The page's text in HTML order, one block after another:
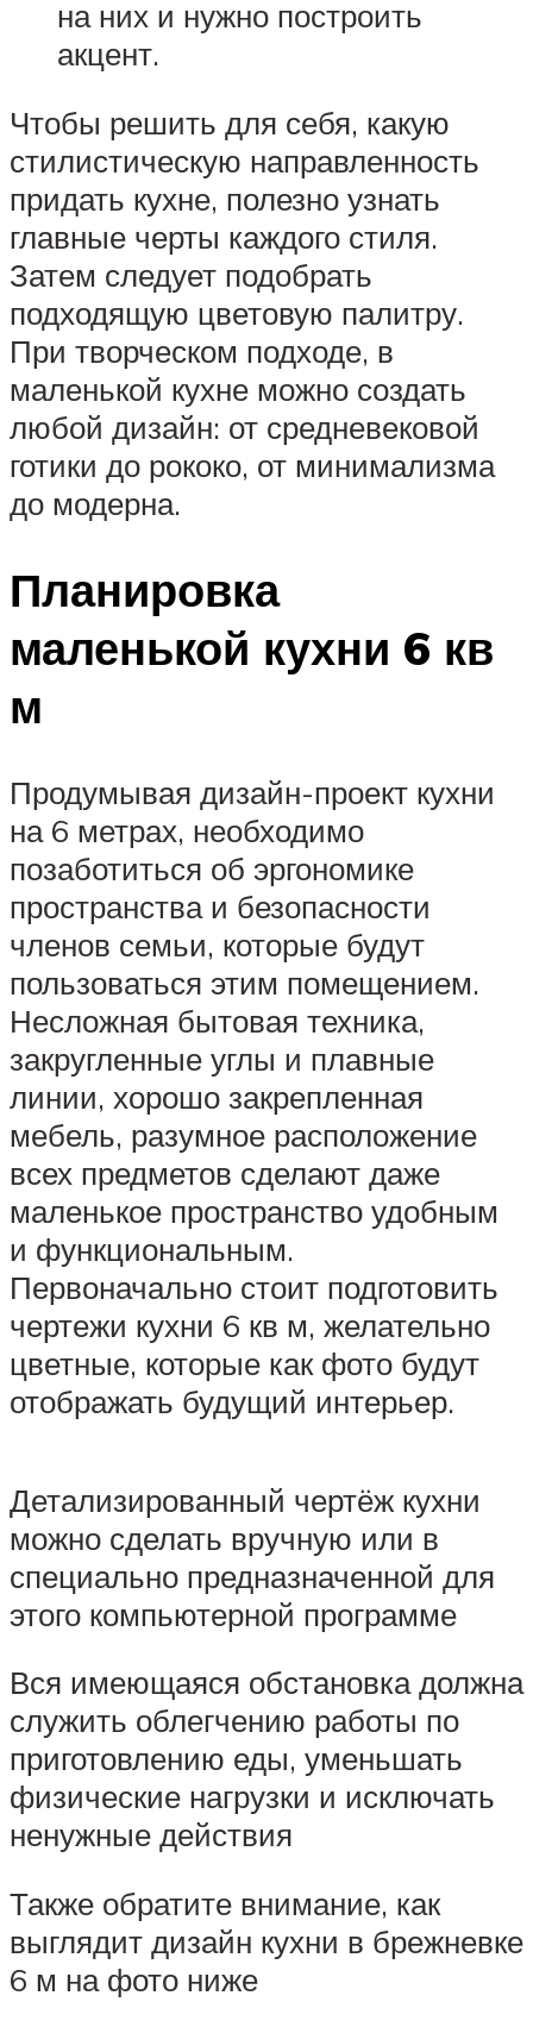
на них и нужно построить
акцент.
Чтобы решить для себя, какую
стилистическую направленность
придать кухне, полезно узнать
главные черты каждого стиля.
Затем следует подобрать
подходящую цветовую палитру.
При творческом подходе, в
маленькой кухне можно создать
любой дизайн: от средневековой
готики до рококо, от минимализма
до модерна.
Планировка
маленькой кухни 6 кв
м
Продумывая дизайн-проект кухни
на 6 метрах, необходимо
позаботиться об эргономике
пространства и безопасности
членов семьи, которые будут
пользоваться этим помещением.
Несложная бытовая техника,
закругленные углы и плавные
линии, хорошо закрепленная
мебель, разумное расположение
всех предметов сделают даже
маленькое пространство удобным
и функциональным.
Первоначально стоит подготовить
чертежи кухни 6 кв м, желательно
цветные, которые как фото будут
отображать будущий интерьер.
Детализированный чертёж кухни
можно сделать вручную или в
специально предназначенной для
этого компьютерной программе
Вся имеющаяся обстановка должна
служить облегчению работы по
приготовлению еды, уменьшать
физические нагрузки и исключать
ненужные действия
Также обратите внимание, как
выглядит дизайн кухни в брежневке
6 м на фото ниже